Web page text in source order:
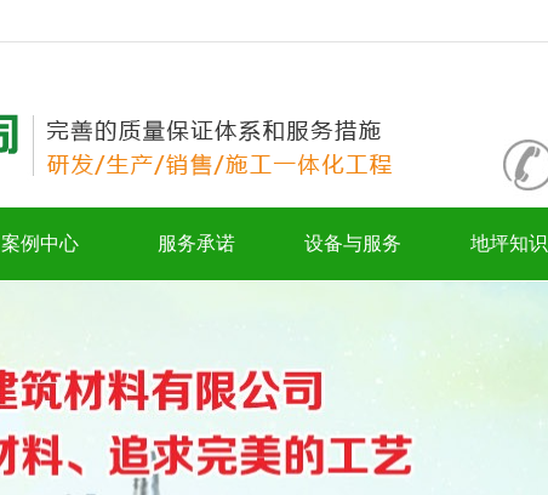
案例中心 服务承诺 设备与服务 地坪知识